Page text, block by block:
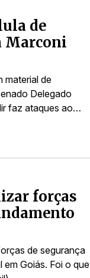
de
Marconi
material de
Delegado
faz ataques ao…
forças
de segurança
em Goiás. Foi o que